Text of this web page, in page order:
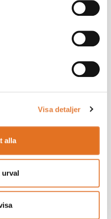
Visa detaljer
alla
urval